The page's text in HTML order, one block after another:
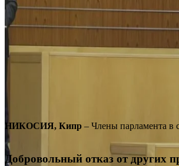
НИКОСИЯ, Кипр – Члены парламента в
Добровольный отказ от других